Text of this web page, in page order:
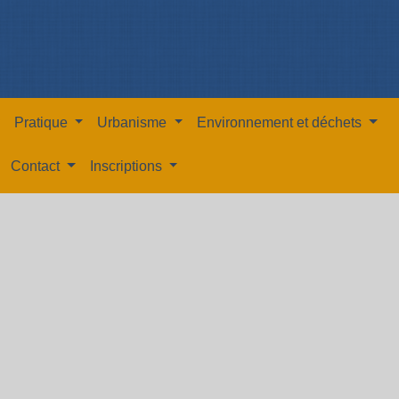
Pratique Urbanisme Environnement et déchets
Contact Inscriptions